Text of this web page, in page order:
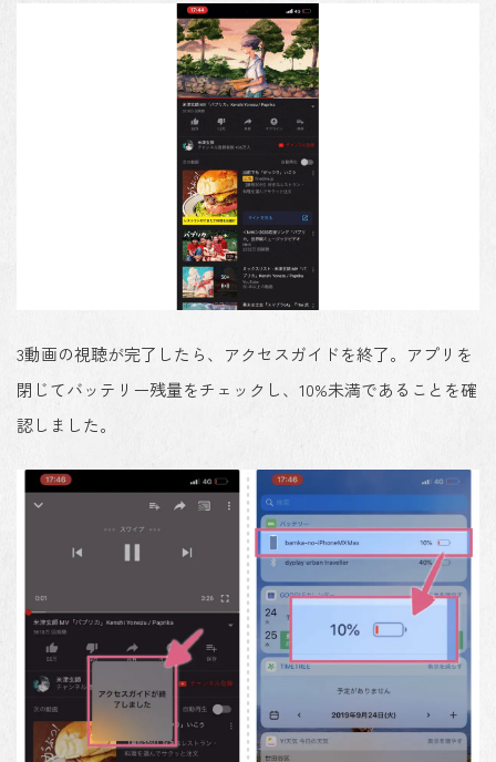
3動画の視聴が完了したら、アクセスガイドを終了。アプリを
閉じてバッテリー残量をチェックし、10%未満であることを確
認しました。